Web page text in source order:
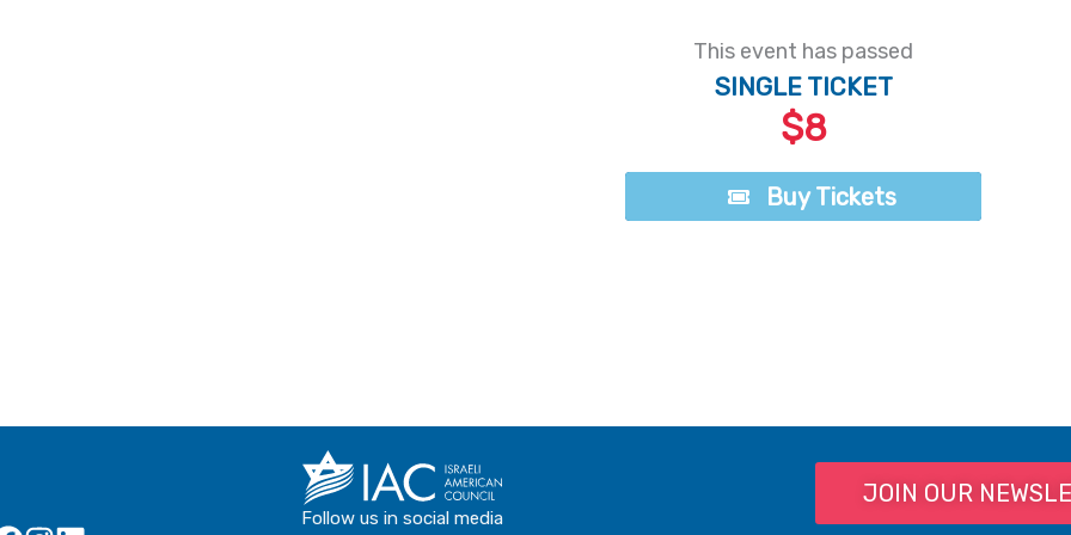
This event has passed
SINGLE TICKET
$8
Buy Tickets
Follow us in social media
JOIN OUR